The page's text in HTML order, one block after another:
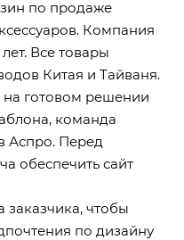
по продаже
Компания
Все товары
Китая и Тайваня.
готовом решении
команда
Аспро. Перед
обеспечить сайт
чтобы
по дизайну